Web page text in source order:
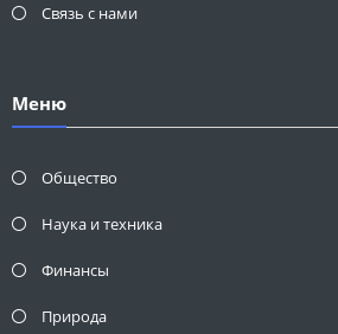
Связь с нами
Меню
Общество
Наука и техника
Финансы
Природа